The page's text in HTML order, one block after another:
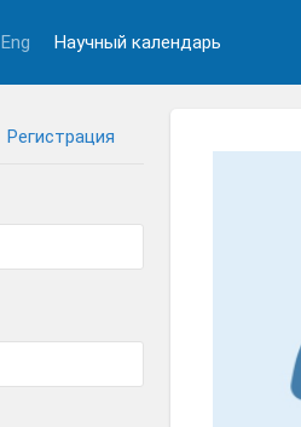
Eng Научный календарь
Регистрация